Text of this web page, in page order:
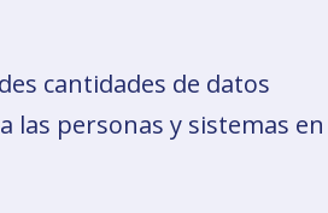
cantidades de datos
las personas y sistemas en